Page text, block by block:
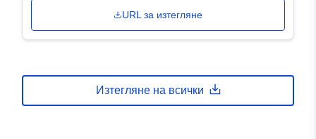
URL за изтегляне
Изтегляне на всички